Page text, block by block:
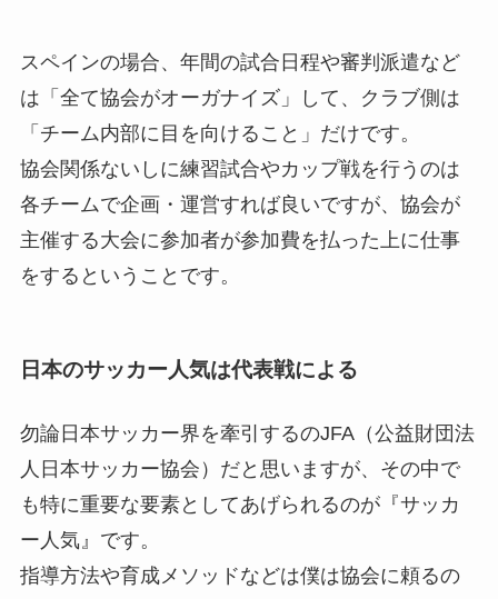
スペインの場合、年間の試合日程や審判派遣など
は「全て協会がオーガナイズ」して、クラブ側は
「チーム内部に目を向けること」だけです。
協会関係ないしに練習試合やカップ戦を行うのは
各チームで企画・運営すれば良いですが、協会が
主催する大会に参加者が参加費を払った上に仕事
をするということです。
日本のサッカー人気は代表戦による
勿論日本サッカー界を牽引するのJFA（公益財団法
人日本サッカー協会）だと思いますが、その中で
も特に重要な要素としてあげられるのが『サッカ
ー人気』です。
指導方法や育成メソッドなどは僕は協会に頼るの